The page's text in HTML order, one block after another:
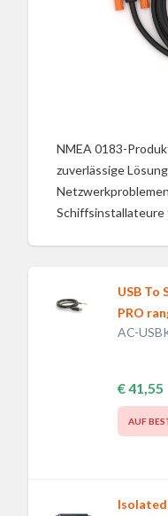
NMEA 0183-
zuverlässige
USB To
PRO
AC-
€ 41,55
AUF
Isolated